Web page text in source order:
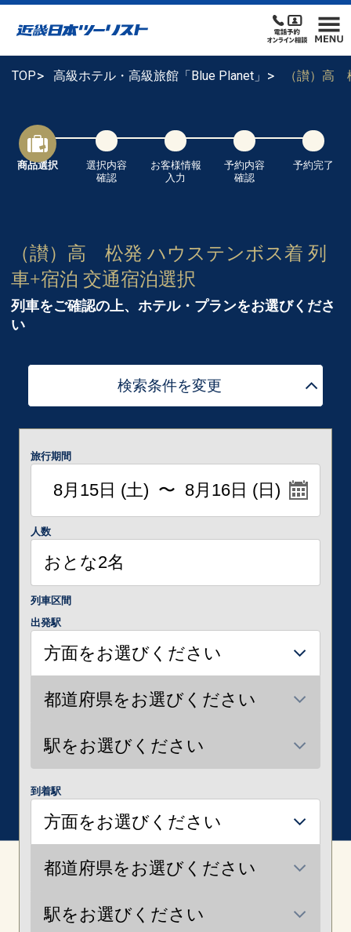
TOP 高級ホテル・高級旅館「Blue Planet」 （讃）高
商品選択
選択内容
確認
お客様情報
入力
予約内容
確認
予約完了
（讃）高 松発 ハウステンボス着 列
車+宿泊 交通宿泊選択
列車をご確認の上、ホテル・プランをお選びくださ
い
検索条件を変更
旅行期間
人数
列車区間
出発駅
到着駅